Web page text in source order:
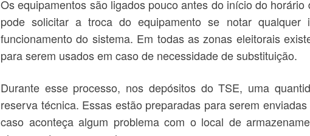
Os equipamentos são ligados pouco antes do início do
pode solicitar a troca do equipamento se notar
funcionamento do sistema. Em todas as zonas eleitorais
para serem usados em caso de necessidade de substituição.
Durante esse processo, nos depósitos do TSE, uma
reserva técnica. Essas estão preparadas para serem
caso aconteça algum problema com o local de